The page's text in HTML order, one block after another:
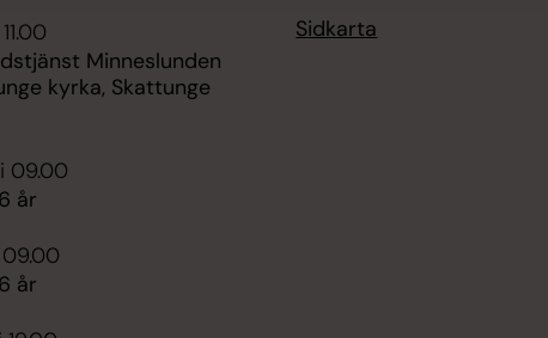
Minneslunden
kyrka, Skattunge
09.00
år
09.00
år
Sidkarta